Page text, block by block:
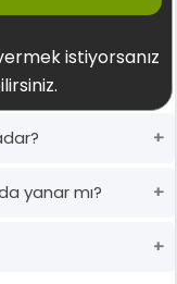
istiyorsanız
yanar mı?